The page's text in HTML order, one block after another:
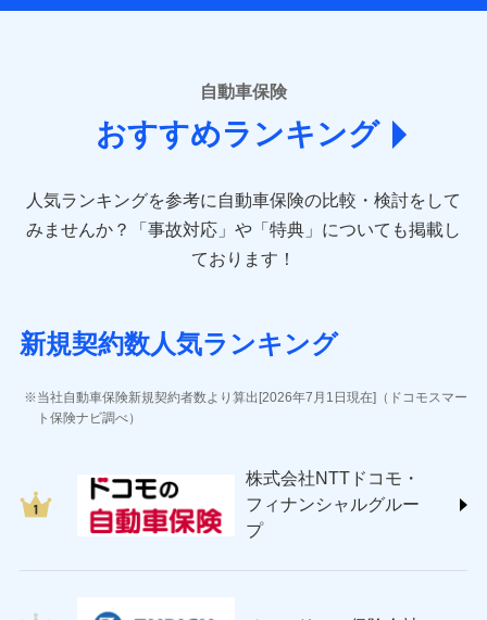
ームページに掲載しておりますので、ご確認ください。
あいおいニッセイ同和損害保険株式会社
(https://www.aioinissaydowa.co.jp/)
アクサ損害保険株式会社 (https://www.axa-
direct.co.jp/)
sompo.co.jp/)
東京海上ダイレクト損害保険株式会社 (https://www.e-
AIG損害保険株式会社 (https://www.aig.co.jp/sonpo)
ジェイアイ傷害火災保険株式会社
ソニー損害保険株式会社
(https://www.sonysonpo.co.jp/)
ＳＯＭＰＯダイレクト損害保険株式会社
(https://www.sompo-direct.co.jp/)
チューリッヒ保険会社 (https://www.zurich.co.jp/)
自動車保険
おすすめランキング
人気ランキングを参考に自動車保険の比較・検討をして
みませんか？
「事故対応」や「特典」についても掲載し
ております！
新規契約数人気ランキング
当社自動車保険新規契約者数より算出[2026年7月1日現在]（ドコモスマー
ト保険ナビ調べ）
株式会社NTTドコモ・
フィナンシャルグルー
プ